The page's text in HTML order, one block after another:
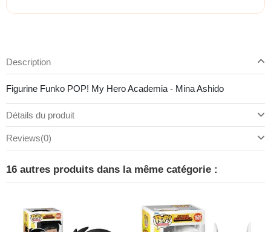
Description
Figurine Funko POP! My Hero Academia - Mina Ashido
Détails du produit
Reviews(0)
16 autres produits dans la même catégorie :